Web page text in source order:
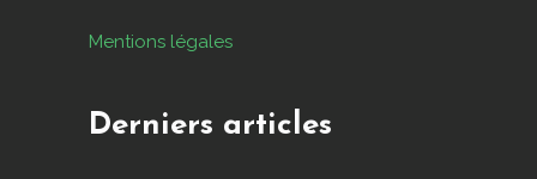
Mentions légales
Derniers articles